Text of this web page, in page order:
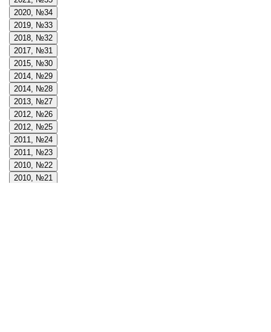
2020, №34
2019, №33
2018, №32
2017, №31
2015, №30
2014, №29
2014, №28
2013, №27
2012, №26
2012, №25
2011, №24
2011, №23
2010, №22
2010, №21